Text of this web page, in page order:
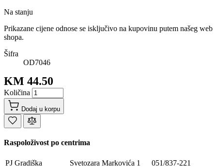
Na stanju
Prikazane cijene odnose se isključivo na kupovinu putem našeg web
shopa.
Šifra
OD7046
KM 44.50
Količina
Dodaj u korpu
Raspoloživost po centrima
PJ Gradiška Svetozara Markovića 1
051/837-221